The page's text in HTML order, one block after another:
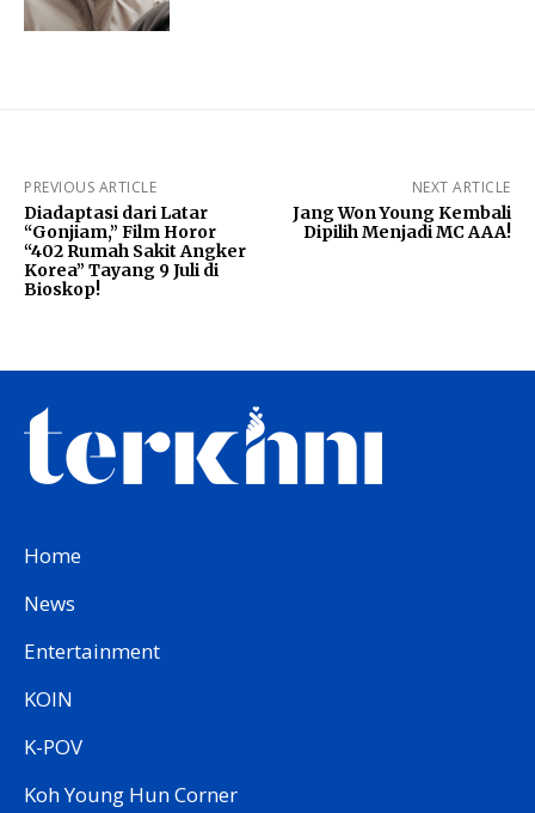
PREVIOUS ARTICLE
Diadaptasi dari Latar
“Gonjiam,” Film Horor
“402 Rumah Sakit Angker
Korea” Tayang 9 Juli di
Bioskop!
NEXT ARTICLE
Jang Won Young Kembali
Dipilih Menjadi MC AAA!
Home
News
Entertainment
KOIN
K-POV
Koh Young Hun Corner